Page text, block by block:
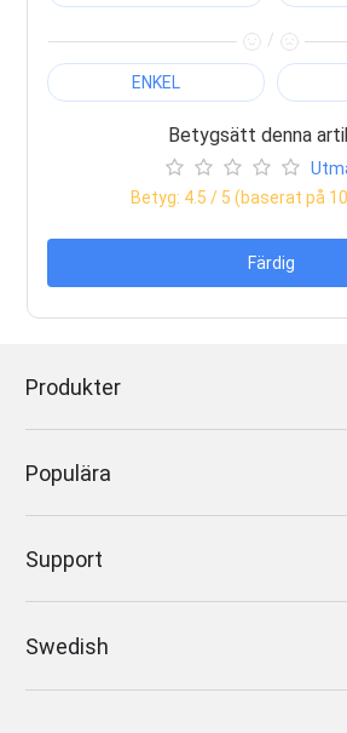
/
ENKEL
Betygsätt denna
Betyg: 4.5 / 5 (baserat på
Färdig
Produkter
Populära
Support
Swedish